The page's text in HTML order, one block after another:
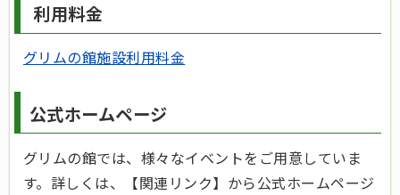
利用料金
グリムの館施設利用料金
公式ホームページ
グリムの館では、様々なイベントをご用意していま
す。詳しくは、【関連リンク】から公式ホームページ